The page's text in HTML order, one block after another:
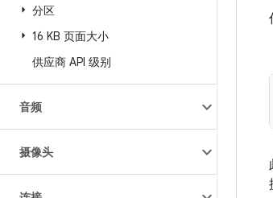
分区
16 KB 页面大小
供应商 API 级别
音频
摄像头